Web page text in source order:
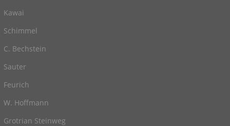
Kawai
Schimmel
C. Bechstein
Sauter
Feurich
W. Hoffmann
Grotrian Steinweg